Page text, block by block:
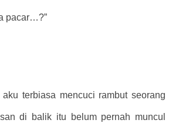
pacar…?”
aku terbiasa mencuci rambut seorang
di balik itu belum pernah muncul